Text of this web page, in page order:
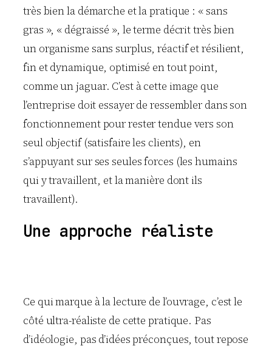
très bien la démarche et la pratique : « sans
gras », « dégraissé », le terme décrit très bien
un organisme sans surplus, réactif et résilient,
fin et dynamique, optimisé en tout point,
comme un jaguar. C’est à cette image que
l’entreprise doit essayer de ressembler dans son
fonctionnement pour rester tendue vers son
seul objectif (satisfaire les clients), en
s’appuyant sur ses seules forces (les humains
qui y travaillent, et la manière dont ils
travaillent).
Une approche réaliste
Ce qui marque à la lecture de l’ouvrage, c’est le
côté ultra-réaliste de cette pratique. Pas
d’idéologie, pas d’idées préconçues, tout repose